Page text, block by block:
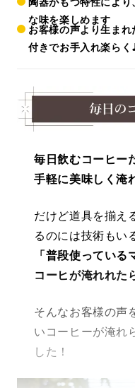
な味を楽しめます
お客様の声より生ま
付きでお手入れ楽らく
毎日飲むコーヒー
手軽に美味しく淹
だけど道具を揃え
るのには技術もい
「普段使ってい
コーヒが淹れれた
そんなお客様の声
いコーヒーが淹れ
した！